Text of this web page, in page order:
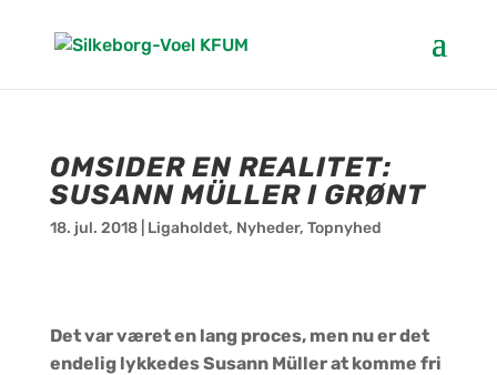
OMSIDER EN REALITET:
SUSANN MÜLLER I GRØNT
18. jul. 2018| Ligaholdet, Nyheder, Topnyhed
Det var været en lang proces, men nu er det
endelig lykkedes Susann Müller at komme fri